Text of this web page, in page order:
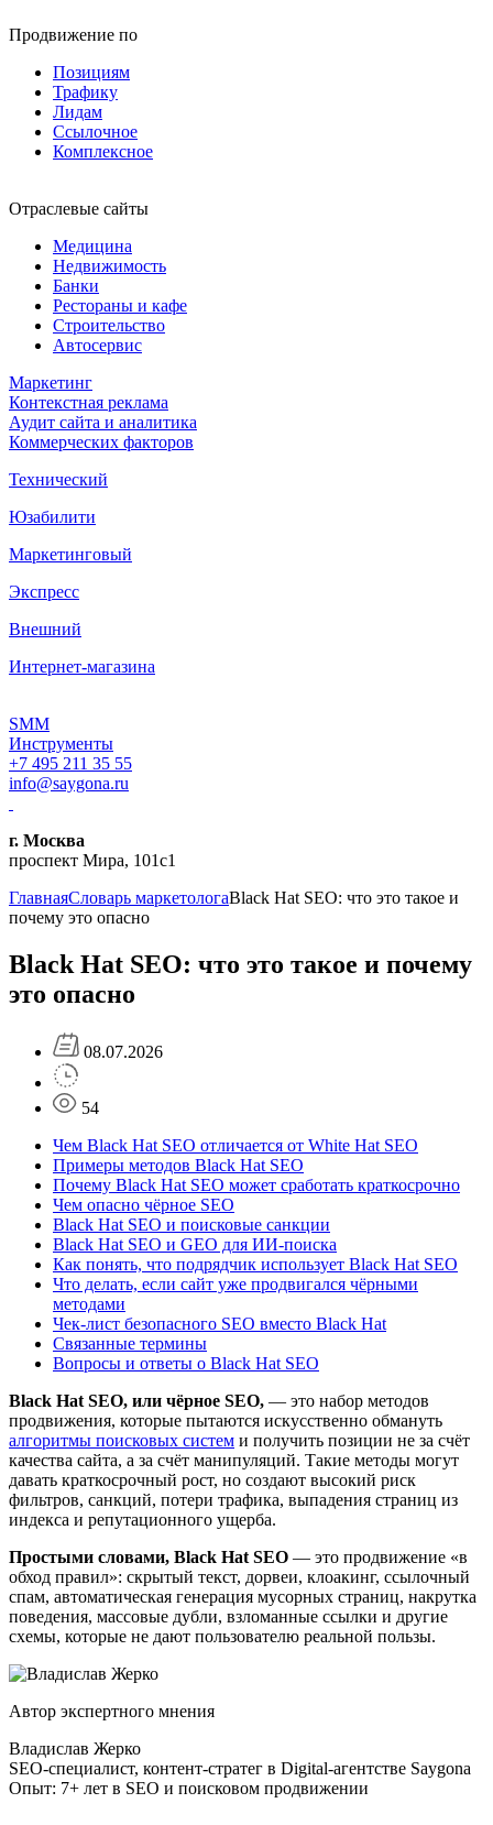
Продвижение по
Позициям
Трафику
Лидам
Ссылочное
Комплексное
Отраслевые сайты
Медицина
Недвижимость
Банки
Рестораны и кафе
Строительство
Автосервис
Маркетинг
Контекстная реклама
Аудит сайта и аналитика
Коммерческих факторов
Технический
Юзабилити
Маркетинговый
Экспресс
Внешний
Интернет-магазина
SMM
Инструменты
+7 495 211 35 55
info@saygona.ru
г. Москва
проспект Мира, 101с1
ГлавнаяСловарь маркетологаBlack Hat SEO: что это такое и
почему это опасно
Black Hat SEO: что это такое и почему
это опасно
08.07.2026
54
Чем Black Hat SEO отличается от White Hat SEO
Примеры методов Black Hat SEO
Почему Black Hat SEO может сработать краткосрочно
Чем опасно чёрное SEO
Black Hat SEO и поисковые санкции
Black Hat SEO и GEO для ИИ-поиска
Как понять, что подрядчик использует Black Hat SEO
Что делать, если сайт уже продвигался чёрными
методами
Чек-лист безопасного SEO вместо Black Hat
Связанные термины
Вопросы и ответы о Black Hat SEO
Black Hat SEO, или чёрное SEO, — это набор методов
продвижения, которые пытаются искусственно обмануть
алгоритмы поисковых систем и получить позиции не за счёт
качества сайта, а за счёт манипуляций. Такие методы могут
давать краткосрочный рост, но создают высокий риск
фильтров, санкций, потери трафика, выпадения страниц из
индекса и репутационного ущерба.
Простыми словами, Black Hat SEO — это продвижение «в
обход правил»: скрытый текст, дорвеи, клоакинг, ссылочный
спам, автоматическая генерация мусорных страниц, накрутка
поведения, массовые дубли, взломанные ссылки и другие
схемы, которые не дают пользователю реальной пользы.
Автор экспертного мнения
Владислав Жерко
SEO-специалист, контент-стратег в Digital-агентстве Saygona
Опыт: 7+ лет в SEO и поисковом продвижении